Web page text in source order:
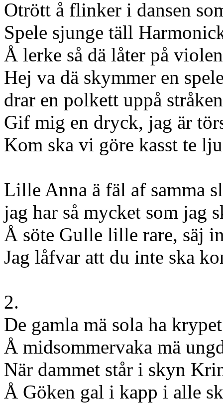
Otrött å flinker i dansen
Spele sjunge täll
Å lerke så dä låter på
Hej va dä skymmer en
drar en polkett uppå
Gif mig en dryck, jag är
Kom ska vi göre kasst te
Lille Anna ä fäl af samma
jag har så mycket som jag
Å söte Gulle lille rare, säj
Jag låfvar att du inte ska
2.
De gamla mä sola ha
Å midsommervaka mä
När dammet står i skyn
Å Göken gal i kapp i alle